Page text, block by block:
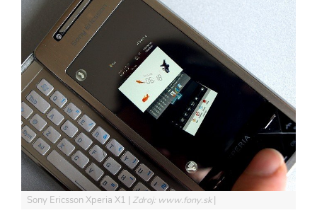
Sony Ericsson Xperia X1 Zdroj: www.fony.sk